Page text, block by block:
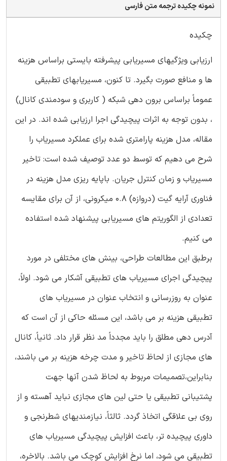
نمونه چکیده ترجمه متن فارسی
چکیده
ارزیابی ویژگیهای مسیریابی پیشرفته بایستی براساس هزینه
ها و منافع صورت بگیرد. تا کنون، مسیریابهای تطبیقی
عموماً براساس برون دهی شبکه ( کاربری و سودمندی کانال)
، بدون توجه به اثرات پیچیدگی اجرا ارزیابی شده اند. در این
مقاله، مدل هزینه پارامتری شده برای عملکرد مسیریاب را
شرح می دهیم که توسط دو عدد توصیف شده است: تاخیر
مسیریاب و زمان کنترل جریان. باپایه ریزی مدل هزینه در
فناوری آرایه گیت (دروازه) 0.8 میکرونی، از آن برای مقایسه
تعدادی از الگوریتم های مسیریابی پیشنهاد شده استفاده
می کنیم.
برطبق این مطالعات طراحی، بینش های مختلفی در مورد
پیچیدگی اجرای مسیریاب های تطبیقی آشکار می شود. اولاً،
عنوان به روزرسانی و انتخاب عنوان در مسیریاب های
تطبیقی هزینه بر می باشد، این مسئله حاکی از آن است که
آدرس دهی مطلق را باید مجدداً مد نظر قرار داد. ثانیاً، کانال
های مجازی از لحاظ تاخیر و مدت چرخه هزینه بر می باشند،
بنابراین،تصمیمات مربوط به لحاظ شدن آنها جهت
پشتیبانی تطبیقی یا حتی لین های مجازی نباید آهسته و از
روی بی علاقگی اتخاذ گردد. ثالثاً، نیازمندیهای شطرنجی و
داوری پیچیده تر، باعث افزایش پیچیدگی مسیریاب های
تطبیقی می شود، اما نرخ افزایش کوچک می باشد. بالاخره،